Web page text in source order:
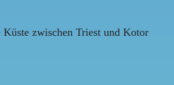
Küste zwischen Triest und Kotor